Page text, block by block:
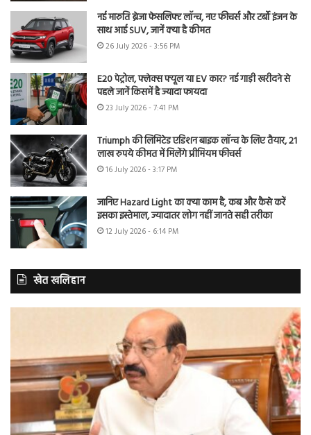
नई मारुति ब्रेजा फेसलिफ्ट लॉन्च, नए फीचर्स और टर्बो इंजन के
साथ आई SUV, जानें क्या है कीमत
26 July 2026 - 3:56 PM
E20 पेट्रोल, फ्लेक्स फ्यूल या EV कार? नई गाड़ी खरीदने से
पहले जानें किसमें है ज्यादा फायदा
23 July 2026 - 7:41 PM
Triumph की लिमिटेड एडिशन बाइक लॉन्च के लिए तैयार, 21
लाख रुपये कीमत में मिलेंगे प्रीमियम फीचर्स
16 July 2026 - 3:17 PM
जानिए Hazard Light का क्या काम है, कब और कैसे करें
इसका इस्तेमाल, ज्यादातर लोग नहीं जानते सही तरीका
12 July 2026 - 6:14 PM
खेत खलिहान